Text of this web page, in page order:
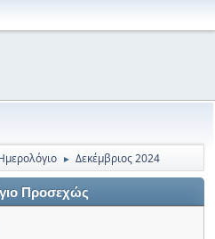
► Δεκέμβριος 2024
Προσεχώς